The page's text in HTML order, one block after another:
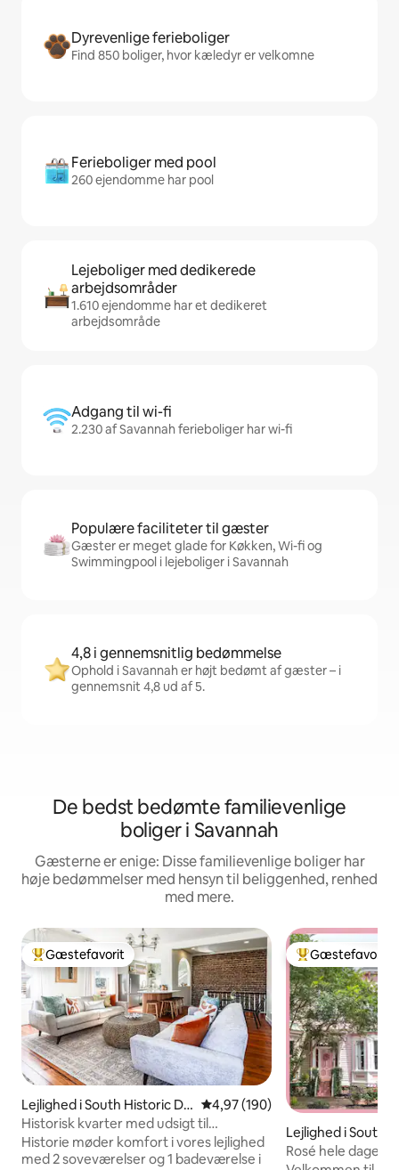
Dyrevenlige ferieboliger
Find 850 boliger, hvor kæledyr er velkomne
Ferieboliger med pool
260 ejendomme har pool
Lejeboliger med dedikerede
arbejdsområder
1.610 ejendomme har et dedikeret
arbejdsområde
Adgang til wi-fi
2.230 af Savannah ferieboliger har wi-fi
Populære faciliteter til gæster
Gæster er meget glade for Køkken, Wi-fi og
Swimmingpool i lejeboliger i Savannah
4,8 i gennemsnitlig bedømmelse
Ophold i Savannah er højt bedømt af gæster – i
gennemsnit 4,8 ud af 5.
De bedst bedømte familievenlige
boliger i Savannah
Gæsterne er enige: Disse familievenlige boliger har
høje bedømmelser med hensyn til beliggenhed, renhed
med mere.
Bedste gæstefavorit
Gæstefavorit
Lejlighed i South Historic Dis
trict
4,97 ud af 5 i gennemsnitlig
4,97 (190)
Historisk kvarter med udsigt til
katedralen.
Historie møder komfort i vores lejlighed
med 2 soveværelser og 1 badeværelse i
Bedste
Gæstefavorit
Lejlighed i South
strict
Rosé hele dagen